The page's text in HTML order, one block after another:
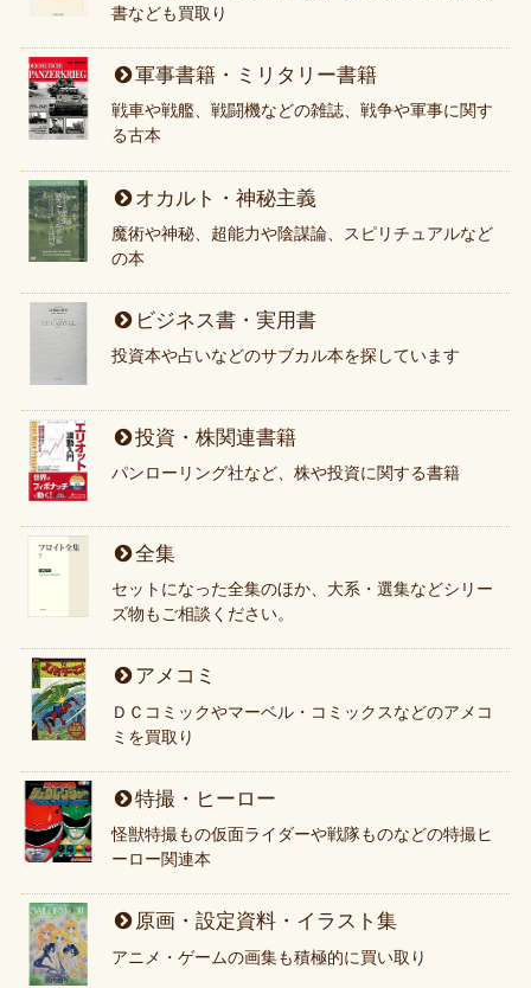
書なども買取り
軍事書籍・ミリタリー書籍
戦車や戦艦、戦闘機などの雑誌、戦争や軍事に関す
る古本
オカルト・神秘主義
魔術や神秘、超能力や陰謀論、スピリチュアルなど
の本
ビジネス書・実用書
投資本や占いなどのサブカル本を探しています
投資・株関連書籍
パンローリング社など、株や投資に関する書籍
全集
セットになった全集のほか、大系・選集などシリー
ズ物もご相談ください。
アメコミ
ＤＣコミックやマーベル・コミックスなどのアメコ
ミを買取り
特撮・ヒーロー
怪獣特撮もの仮面ライダーや戦隊ものなどの特撮ヒ
ーロー関連本
原画・設定資料・イラスト集
アニメ・ゲームの画集も積極的に買い取り